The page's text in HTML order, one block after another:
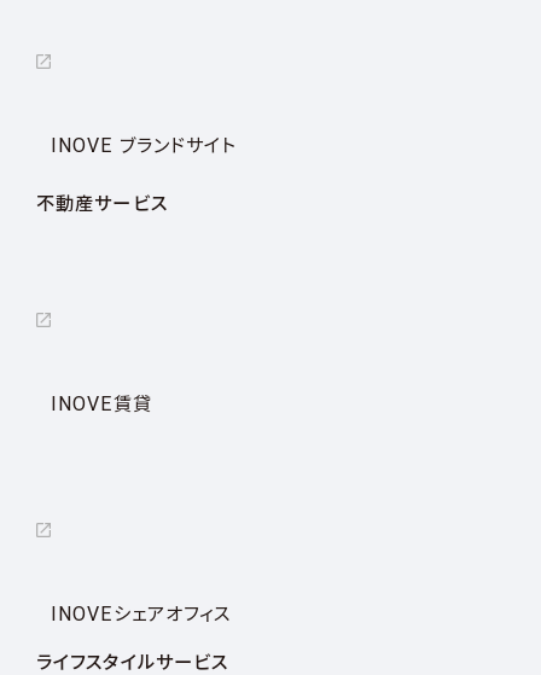
INOVE ブランドサイト
不動産サービス
INOVE賃貸
INOVEシェアオフィス
ライフスタイルサービス